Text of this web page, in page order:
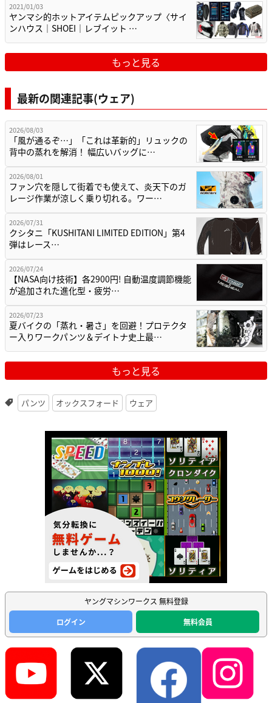
2021/01/03
ヤンマシ的ホットアイテムピックアップ〈サイ
ンハウス｜SHOEI｜レブイット …
もっと見る
最新の関連記事(ウェア)
2026/08/03
「風が通るぞ…」「これは革新的」リュックの
背中の蒸れを解消！ 幅広いバッグに…
2026/08/01
ファン穴を隠して街着でも使えて、炎天下のガ
レージ作業が涼しく乗り切れる。ワー…
2026/07/31
クシタニ「KUSHITANI LIMITED EDITION」第4
弾はレース…
2026/07/24
【NASA向け技術】各2900円! 自動温度調節機能
が追加された進化型・疲労…
2026/07/23
夏バイクの「蒸れ・暑さ」を回避！プロテクタ
ー入りワークパンツ＆デイトナ史上最…
もっと見る
パンツ オックスフォード ウェア
ヤングマシンワークス 無料登録
ログイン
無料会員